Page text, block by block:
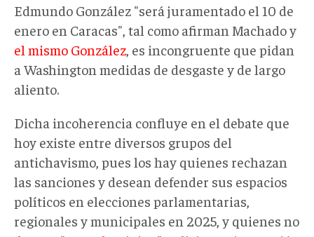
Edmundo González "será juramentado el 10 de
enero en Caracas", tal como afirman Machado y
el mismo González , es incongruente que pidan
a Washington medidas de desgaste y de largo
aliento.
Dicha incoherencia confluye en el debate que
hoy existe entre diversos grupos del
antichavismo, pues los hay quienes rechazan
las sanciones y desean defender sus espacios
políticos en elecciones parlamentarias,
regionales y municipales en 2025, y quienes no